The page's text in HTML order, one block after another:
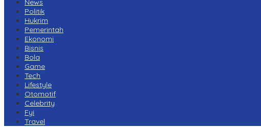
News
Politik
Hukrim
Pemerintah
Ekonomi
Bisnis
Bola
Game
Tech
Lifestyle
Otomotif
Celebrity
Fyi
Travel